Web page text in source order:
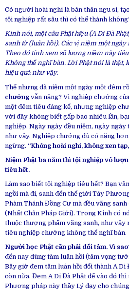
Có người hoài nghi là bản thân ngu si,
tội nghiệp rất sâu thì có thể thành
Kinh nói, một câu Phật hiệu (A Di Đà
sanh tử (luân hồi). Các vị niệm một
Theo đó tính xem số lượng niệm này
Không thể nghĩ bàn. Lời Phật nói là thật,
hiệu quả như vậy.
Thế nhưng đã niệm một ngày một đêm
chướng vẫn nặng? Vì nghiệp chướng
một đêm tiêu đáng kể, nhưng nghiệp
với đây không biết gấp bao nhiêu lần,
nghiệp. Ngày ngày đều niệm, ngày
như vậy. Nghiệp chướng dù có nặng
ngừng. “Không hoài nghi, không xen
Niệm Phật ba năm thì tội nghiệp vô
tiêu hết.
Làm sao biết tội nghiệp tiêu hết? Bạn
ngồi mà đi, sanh đến thế giới Tây
Phàm Thánh Đồng Cư mà đều vãng
(Nhất Chân Pháp Giới). Trong Kinh có
thuộc thượng phẩm vãng sanh, như vậy
tiêu nghiệp chướng không thể nghĩ bàn.
Người học Phật cần phải đổi tâm. Vì
đến nay dùng tâm luân hồi (tâm vọng
Bây giờ đem tâm luân hồi đổi thành A Di
còn nữa. Đem A Di Đà Phật để vào đó thì
Phương pháp này thầy Lý dạy cho